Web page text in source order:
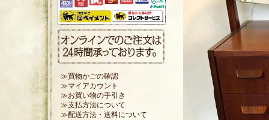
≫買物かごの確認
≫マイアカウント
≫お買い物の手引き
≫支払方法について
≫配送方法・送料について